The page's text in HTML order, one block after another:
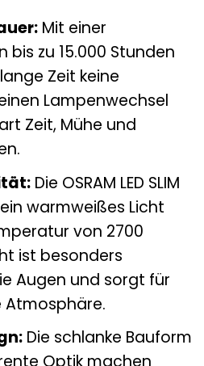
Mit einer
bis zu 15.000 Stunden
Zeit keine
Lampenwechsel
Zeit, Mühe und
Die OSRAM LED SLIM
ein warmweißes Licht
von 2700
ist besonders
Augen und sorgt für
Die schlanke Bauform
Optik machen